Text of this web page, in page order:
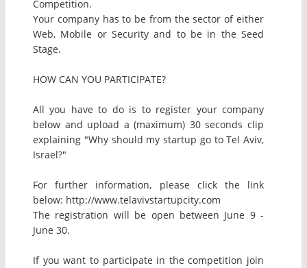
Competition.
Your company has to be from the sector of either
Web, Mobile or Security and to be in the Seed
Stage.
HOW CAN YOU PARTICIPATE?
All you have to do is to register your company
below and upload a (maximum) 30 seconds clip
explaining "Why should my startup go to Tel Aviv,
Israel?"
For further information, please click the link
below: http://www.telavivstartupcity.com
The registration will be open between June 9 -
June 30.
If you want to participate in the competition join